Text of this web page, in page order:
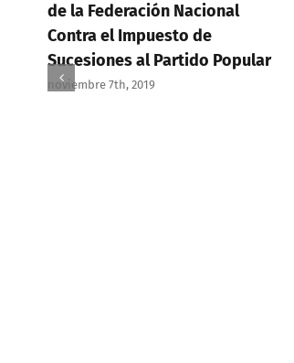
de la Federación Nacional
Contra el Impuesto de
Sucesiones al Partido Popular
noviembre 7th, 2019